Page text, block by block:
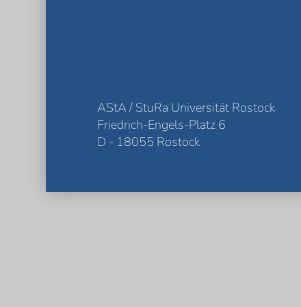
AStA / StuRa Universität Rostock
Friedrich-Engels-Platz 6
D - 18055 Rostock